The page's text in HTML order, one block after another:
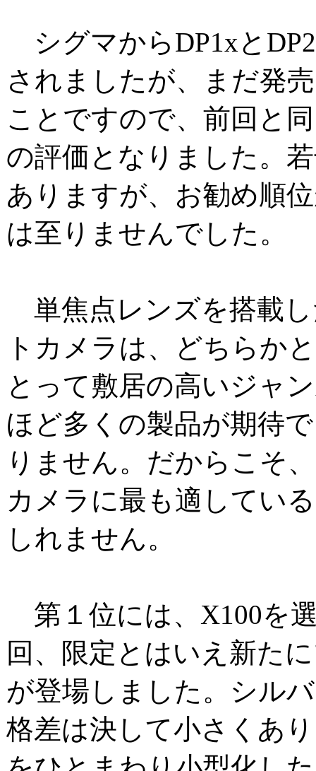
シグマからDP1xと
されましたが、まだ発
ことですので、前回と
の評価となりました。
ありますが、お勧め順
は至りませんでした。
単焦点レンズを搭載
トカメラは、どちらか
とって敷居の高いジャ
ほど多くの製品が期待
りません。だからこそ
カメラに最も適してい
しれません。
第１位には、X100を
回、限定とはいえ新た
が登場しました。シル
格差は決して小さくあ